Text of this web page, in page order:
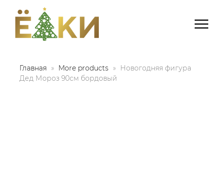
Главная More products
Новогодняя фигура
Дед Мороз 90см бордовый